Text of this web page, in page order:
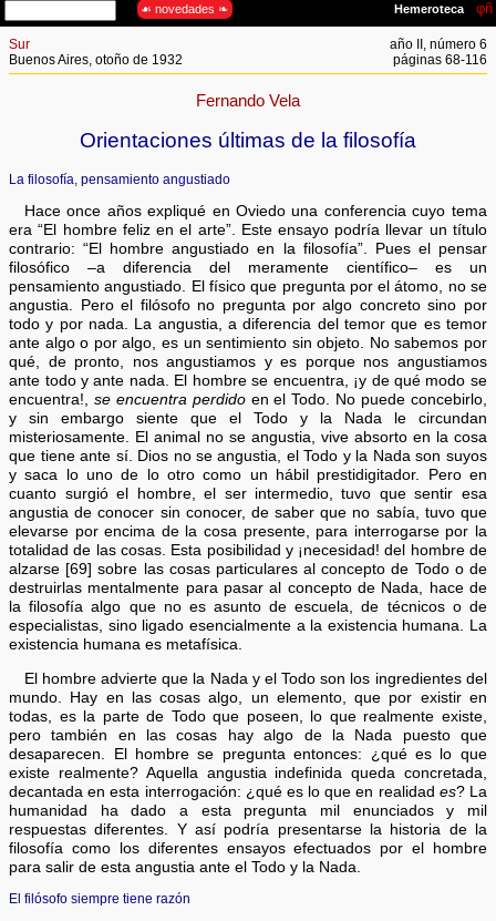
Sur
Buenos Aires, otoño de 1932
año II, número 6
páginas 68-116
Fernando Vela
Orientaciones últimas de la filosofía
La filosofía, pensamiento angustiado
Hace once años expliqué en Oviedo una conferencia cuyo tema
era “El hombre feliz en el arte”. Este ensayo podría llevar un título
contrario: “El hombre angustiado en la filosofía”. Pues el pensar
filosófico –a diferencia del meramente científico– es un
pensamiento angustiado. El físico que pregunta por el átomo, no se
angustia. Pero el filósofo no pregunta por algo concreto sino por
todo y por nada. La angustia, a diferencia del temor que es temor
ante algo o por algo, es un sentimiento sin objeto. No sabemos por
qué, de pronto, nos angustiamos y es porque nos angustiamos
ante todo y ante nada. El hombre se encuentra, ¡y de qué modo se
encuentra!,se encuentra perdidoen el Todo. No puede concebirlo,
y sin embargo siente que el Todo y la Nada le circundan
misteriosamente. El animal no se angustia, vive absorto en la cosa
que tiene ante sí. Dios no se angustia, el Todo y la Nada son suyos
y saca lo uno de lo otro como un hábil prestidigitador. Pero en
cuanto surgió el hombre, el ser intermedio, tuvo que sentir esa
angustia de conocer sin conocer, de saber que no sabía, tuvo que
elevarse por encima de la cosa presente, para interrogarse por la
totalidad de las cosas. Esta posibilidad y ¡necesidad! del hombre de
alzarse [69] sobre las cosas particulares al concepto de Todo o de
destruirlas mentalmente para pasar al concepto de Nada, hace de
la filosofía algo que no es asunto de escuela, de técnicos o de
especialistas, sino ligado esencialmente a la existencia humana. La
existencia humana es metafísica.
El hombre advierte que la Nada y el Todo son los ingredientes del
mundo. Hay en las cosas algo, un elemento, que por existir en
todas, es la parte de Todo que poseen, lo que realmente existe,
pero también en las cosas hay algo de la Nada puesto que
desaparecen. El hombre se pregunta entonces: ¿qué es lo que
existe realmente? Aquella angustia indefinida queda concretada,
decantada en esta interrogación: ¿qué es lo que en realidad es? La
humanidad ha dado a esta pregunta mil enunciados y mil
respuestas diferentes. Y así podría presentarse la historia de la
filosofía como los diferentes ensayos efectuados por el hombre
para salir de esta angustia ante el Todo y la Nada.
El filósofo siempre tiene razón